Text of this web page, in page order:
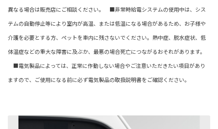
異なる場合は販売店にご相談ください。 ■非常時給電システムの使用中は、シス
テムの自動停止等により室内が高温、または低温になる場合があるため、お子様や
介護を必要とする方、ペットを車内に残さないでください。熱中症、脱水症状、低
体温症などの重大な障害に及ぶか、最悪の場合死亡につながるおそれがあります。
■電気製品によっては、正常に作動しない場合やご注意いただきたい項目があり
ますので、ご使用になる前に必ず電気製品の取扱説明書をご確認ください。